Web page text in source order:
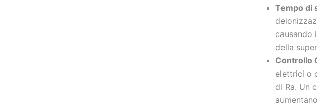
Tempo di
causando
della
Controllo
elettrici o
di Ra. Un